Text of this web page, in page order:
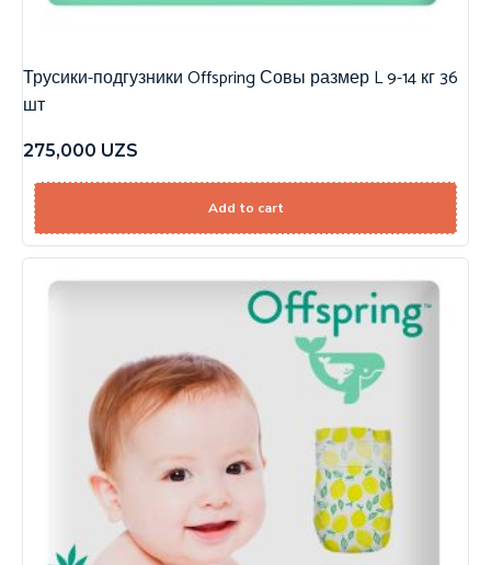
Трусики-подгузники Offspring Совы размер L 9-14 кг 36
шт
275,000 UZS
Add to cart